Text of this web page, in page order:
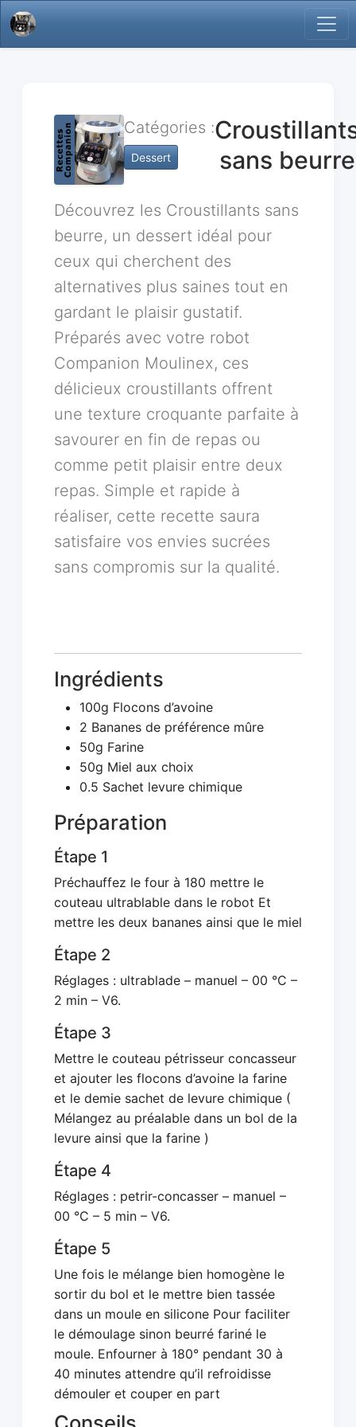
Catégories :
Dessert
sans beurre
Découvrez les Croustillants sans
beurre, un dessert idéal pour
ceux qui cherchent des
alternatives plus saines tout en
gardant le plaisir gustatif.
Préparés avec votre robot
Companion Moulinex, ces
délicieux croustillants offrent
une texture croquante parfaite à
savourer en fin de repas ou
comme petit plaisir entre deux
repas. Simple et rapide à
réaliser, cette recette saura
satisfaire vos envies sucrées
sans compromis sur la qualité.
Ingrédients
100g Flocons d’avoine
2 Bananes de préférence mûre
50g Farine
50g Miel aux choix
0.5 Sachet levure chimique
Préparation
Étape 1
Préchauffez le four à 180 mettre le
couteau ultrablable dans le robot Et
mettre les deux bananes ainsi que le miel
Étape 2
Réglages : ultrablade – manuel – 00 °C –
2 min – V6.
Étape 3
Mettre le couteau pétrisseur concasseur
et ajouter les flocons d’avoine la farine
et le demie sachet de levure chimique (
Mélangez au préalable dans un bol de la
levure ainsi que la farine )
Étape 4
Réglages : petrir-concasser – manuel –
00 °C – 5 min – V6.
Étape 5
Une fois le mélange bien homogène le
sortir du bol et le mettre bien tassée
dans un moule en silicone Pour faciliter
le démoulage sinon beurré fariné le
moule. Enfourner à 180° pendant 30 à
40 minutes attendre qu’il refroidisse
démouler et couper en part